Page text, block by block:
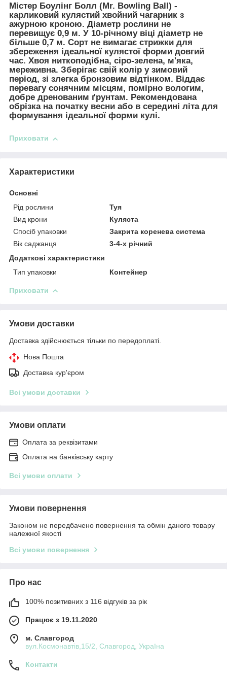
Містер Боулінг Болл (Mr. Bowling Ball) -
карликовий кулястий хвойний чагарник з
ажурною кроною. Діаметр рослини не
перевищує 0,9 м. У 10-річному віці діаметр не
більше 0,7 м. Сорт не вимагає стрижки для
збереження ідеальної кулястої форми довгий
час. Хвоя ниткоподібна, сіро-зелена, м'яка,
мереживна. Зберігає свій колір у зимовий
період, зі злегка бронзовим відтінком. Віддає
перевагу сонячним місцям, помірно вологим,
добре дренованим ґрунтам. Рекомендована
обрізка на початку весни або в середині літа для
формування ідеальної форми кулі.
Приховати
Характеристики
Основні
Рід рослини
Туя
Вид крони
Куляста
Спосіб упаковки
Закрита коренева система
Вік саджанця
3-4-х річний
Додаткові характеристики
Тип упаковки
Контейнер
Приховати
Умови доставки
Доставка здійснюється тільки по передоплаті.
Нова Пошта
Доставка кур'єром
Всі умови доставки
Умови оплати
Оплата за реквізитами
Оплата на банківську карту
Всі умови оплати
Умови повернення
Законом не передбачено повернення та обмін даного товару
належної якості
Всі умови повернення
Про нас
100% позитивних з 116 відгуків за рік
Працює з 19.11.2020
м. Славгород
вул.Космонавтів,15/2, Славгород, Україна
Контакти